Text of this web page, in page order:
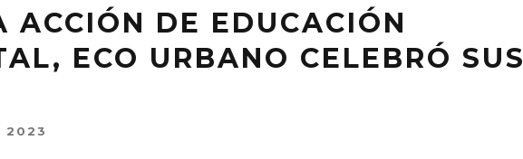
ACCIÓN DE EDUCACIÓN
ECO URBANO CELEBRÓ SUS
2023